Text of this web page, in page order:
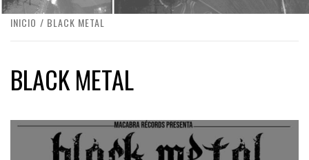
INICIO BLACK METAL
BLACK METAL